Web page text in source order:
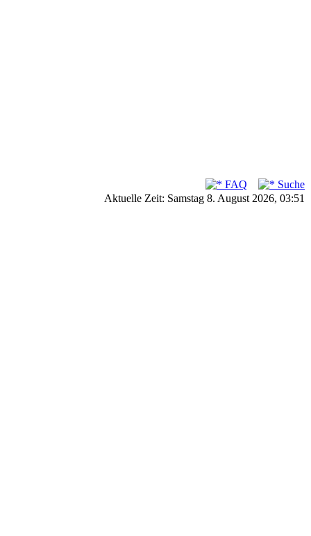
FAQ
Suche
Aktuelle Zeit: Samstag 8. August 2026, 03:51